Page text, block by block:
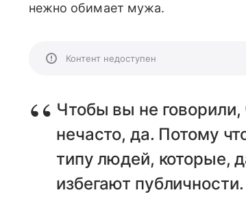
нежно обимает мужа.
Контент недоступен
Чтобы вы не
нечасто, да. Потому
типу людей, которые,
избегают публичности.